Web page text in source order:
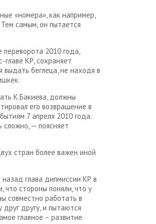
«номера», как например,
самым, он пытается
переворота 2010 года,
главе КР, сохраняет
беглеца, не находя в
К.Бакиева, должны
его возвращение в
7 апреля 2010 года.
сложно, — поясняет
стран более важен иной
глава дипмиссии КР в
что стороны поняли, что у
совместно работать в
другу, и пытаются
главное – развитие